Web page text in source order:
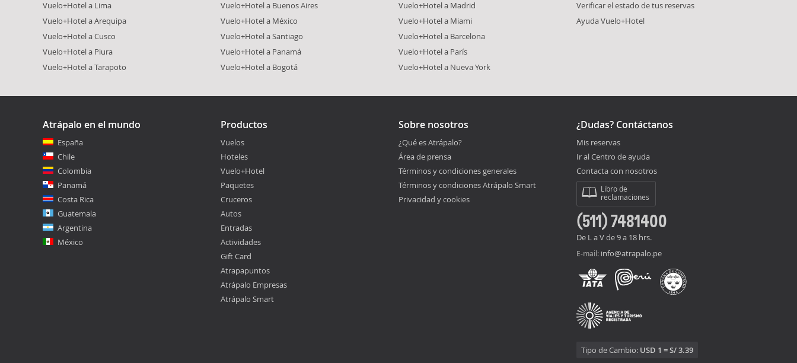
Vuelo+Hotel a Lima
Vuelo+Hotel a Arequipa
Vuelo+Hotel a Cusco
Vuelo+Hotel a Piura
Vuelo+Hotel a Tarapoto
Vuelo+Hotel a Buenos Aires
Vuelo+Hotel a México
Vuelo+Hotel a Santiago
Vuelo+Hotel a Panamá
Vuelo+Hotel a Bogotá
Vuelo+Hotel a Madrid
Vuelo+Hotel a Miami
Vuelo+Hotel a Barcelona
Vuelo+Hotel a París
Vuelo+Hotel a Nueva York
Verificar el estado de tus reservas
Ayuda Vuelo+Hotel
Atrápalo en el mundo
España
Chile
Colombia
Panamá
Costa Rica
Guatemala
Argentina
México
Productos
Vuelos
Hoteles
Vuelo+Hotel
Paquetes
Cruceros
Autos
Entradas
Actividades
Gift Card
Atrapapuntos
Atrápalo Empresas
Atrápalo Smart
Sobre nosotros
¿Qué es Atrápalo?
Área de prensa
Términos y condiciones generales
Términos y condiciones Atrápalo Smart
Privacidad y cookies
¿Dudas? Contáctanos
Mis reservas
Ir al Centro de ayuda
Contacta con nosotros
Libro de
reclamaciones
(511) 7481400
De L a V de 9 a 18 hrs.
E-mail: info@atrapalo.pe
Tipo de Cambio: USD 1 = S/ 3.39